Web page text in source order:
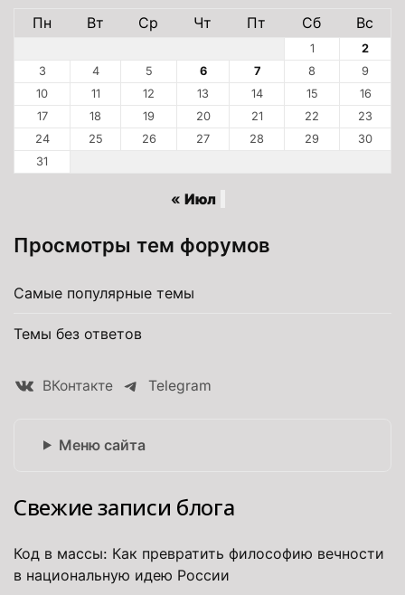
Пн
Вт Ср Чт Пт Сб Вс
1
2
3
4 5 6 7 8
9
10
11 12 13 14 15
16
17
18 19 20 21 22
23
24
25 26 27 28 29
30
31
« Июл
Просмотры тем форумов
Самые популярные темы
Темы без ответов
ВКонтакте Telegram
Меню сайта
Свежие записи блога
Код в массы: Как превратить философию вечности
в национальную идею России